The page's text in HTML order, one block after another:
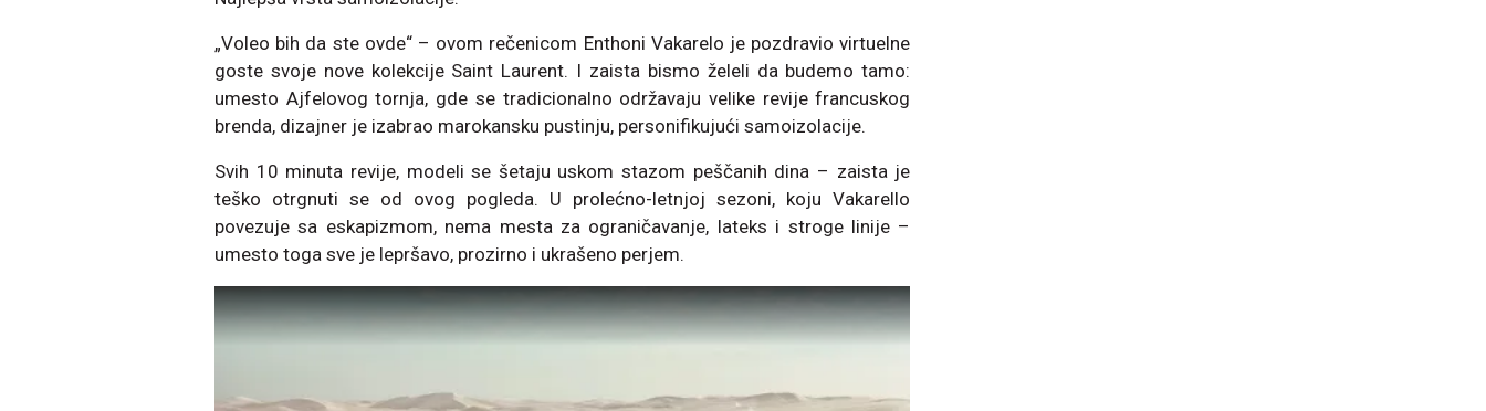
„Voleo bih da ste ovde“ – ovom rečenicom Enthoni Vakarelo je pozdravio virtuelne
goste svoje nove kolekcije Saint Laurent. I zaista bismo želeli da budemo tamo:
umesto Ajfelovog tornja, gde se tradicionalno održavaju velike revije francuskog
brenda, dizajner je izabrao marokansku pustinju, personifikujući samoizolacije.
Svih 10 minuta revije, modeli se šetaju uskom stazom peščanih dina – zaista je
teško otrgnuti se od ovog pogleda. U prolećno-letnjoj sezoni, koju Vakarello
povezuje sa eskapizmom, nema mesta za ograničavanje, lateks i stroge linije –
umesto toga sve je lepršavo, prozirno i ukrašeno perjem.